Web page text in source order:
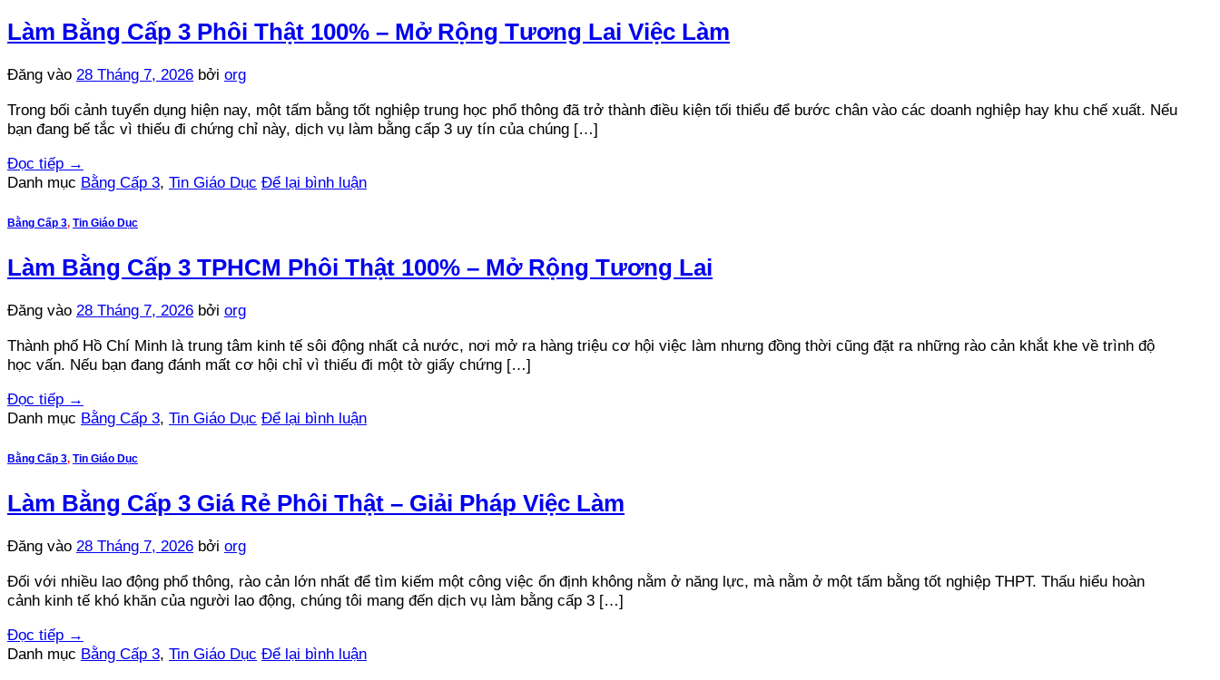
Làm Bằng Cấp 3 Phôi Thật 100% – Mở Rộng Tương Lai Việc Làm
Đăng vào 28 Tháng 7, 2026 bởi org
Trong bối cảnh tuyển dụng hiện nay, một tấm bằng tốt nghiệp trung học phổ thông đã trở thành điều kiện tối thiểu để bước chân vào các doanh nghiệp hay khu chế xuất. Nếu
bạn đang bế tắc vì thiếu đi chứng chỉ này, dịch vụ làm bằng cấp 3 uy tín của chúng […]
Đọc tiếp →
Danh mục Bằng Cấp 3, Tin Giáo Dục Để lại bình luận
Bằng Cấp 3, Tin Giáo Dục
Làm Bằng Cấp 3 TPHCM Phôi Thật 100% – Mở Rộng Tương Lai
Đăng vào 28 Tháng 7, 2026 bởi org
Thành phố Hồ Chí Minh là trung tâm kinh tế sôi động nhất cả nước, nơi mở ra hàng triệu cơ hội việc làm nhưng đồng thời cũng đặt ra những rào cản khắt khe về trình độ
học vấn. Nếu bạn đang đánh mất cơ hội chỉ vì thiếu đi một tờ giấy chứng […]
Đọc tiếp →
Danh mục Bằng Cấp 3, Tin Giáo Dục Để lại bình luận
Bằng Cấp 3, Tin Giáo Dục
Làm Bằng Cấp 3 Giá Rẻ Phôi Thật – Giải Pháp Việc Làm
Đăng vào 28 Tháng 7, 2026 bởi org
Đối với nhiều lao động phổ thông, rào cản lớn nhất để tìm kiếm một công việc ổn định không nằm ở năng lực, mà nằm ở một tấm bằng tốt nghiệp THPT. Thấu hiểu hoàn
cảnh kinh tế khó khăn của người lao động, chúng tôi mang đến dịch vụ làm bằng cấp 3 […]
Đọc tiếp →
Danh mục Bằng Cấp 3, Tin Giáo Dục Để lại bình luận